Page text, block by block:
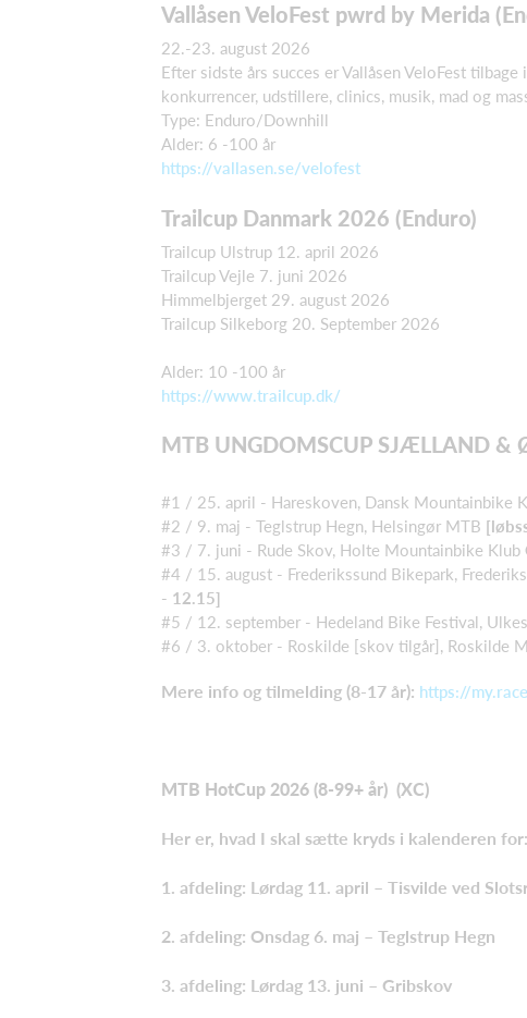
Vallåsen VeloFest pwrd by Merida
22.-23. august 2026
Efter sidste års succes er Vallåsen VeloFest
konkurrencer, udstillere, clinics, musik, mad og
Type: Enduro/Downhill
Alder: 6 -100 år
https://vallasen.se/velofest
Trailcup Danmark 2026 (Enduro)
Trailcup Ulstrup 12. april 2026
Trailcup Vejle 7. juni 2026
Himmelbjerget 29. august 2026
Trailcup Silkeborg 20. September 2026
Alder: 10 -100 år
https://www.trailcup.dk/
MTB UNGDOMSCUP SJÆLLAND &
#1 / 25. april - Hareskoven, Dansk Mountainbike
#2 / 9. maj - Teglstrup Hegn, Helsingør MTB
#3 / 7. juni - Rude Skov, Holte Mountainbike Klub
#4 / 15. august - Frederikssund Bikepark,
- 12.15]
#5 / 12. september - Hedeland Bike Festival,
#6 / 3. oktober - Roskilde [skov tilgår], Roskilde
Mere info og tilmelding (8-17 år): https://
MTB HotCup 2026 (8-99+ år) (XC)
Her er, hvad I skal sætte kryds i kalenderen for:
1. afdeling: Lørdag 11. april – Tisvilde ved
2. afdeling: Onsdag 6. maj – Teglstrup Hegn
3. afdeling: Lørdag 13. juni – Gribskov